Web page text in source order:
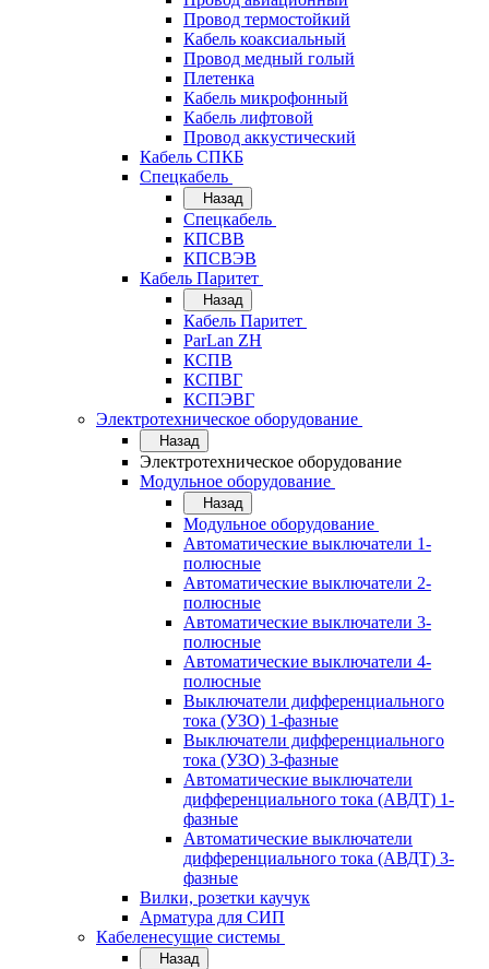
Провод термостойкий
Кабель коаксиальный
Провод медный голый
Плетенка
Кабель микрофонный
Кабель лифтовой
Провод аккустический
Кабель СПКБ
Спецкабель
Назад
Спецкабель
КПСВВ
КПСВЭВ
Кабель Паритет
Назад
Кабель Паритет
ParLan ZH
КСПВ
КСПВГ
КСПЭВГ
Электротехническое оборудование
Назад
Электротехническое оборудование
Модульное оборудование
Назад
Модульное оборудование
Автоматические выключатели 1-
полюсные
Автоматические выключатели 2-
полюсные
Автоматические выключатели 3-
полюсные
Автоматические выключатели 4-
полюсные
Выключатели дифференциального
тока (УЗО) 1-фазные
Выключатели дифференциального
тока (УЗО) 3-фазные
Автоматические выключатели
дифференциального тока (АВДТ) 1-
фазные
Автоматические выключатели
дифференциального тока (АВДТ) 3-
фазные
Вилки, розетки каучук
Арматура для СИП
Кабеленесущие системы
Назад